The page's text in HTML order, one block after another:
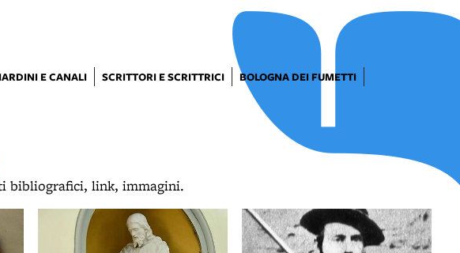
E CANALI SCRITTORI E SCRITTRICI
BOLOGNA DEI FUMETTI
bibliografici, link, immagini.